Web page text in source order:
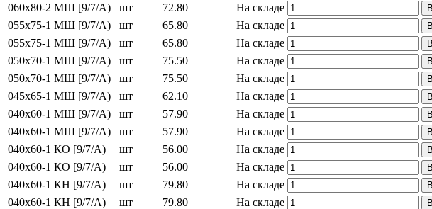
060х80-2 МШ [9/7/А) шт 72.80 На складе
055х75-1 МШ [9/7/А) шт 65.80 На складе
055х75-1 МШ [9/7/А) шт 65.80 На складе
050х70-1 МШ [9/7/А) шт 75.50 На складе
050х70-1 МШ [9/7/А) шт 75.50 На складе
045х65-1 МШ [9/7/А) шт 62.10 На складе
040х60-1 МШ [9/7/А) шт 57.90 На складе
040х60-1 МШ [9/7/А) шт 57.90 На складе
040х60-1 КО [9/7/А) шт 56.00 На складе
040х60-1 КО [9/7/А) шт 56.00 На складе
040х60-1 КН [9/7/А) шт 79.80 На складе
040х60-1 КН [9/7/А) шт 79.80 На складе